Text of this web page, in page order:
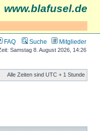
www.blafusel.de
FAQ Suche Mitglieder
Samstag 8. August 2026, 14:26
Alle Zeiten sind UTC + 1 Stunde